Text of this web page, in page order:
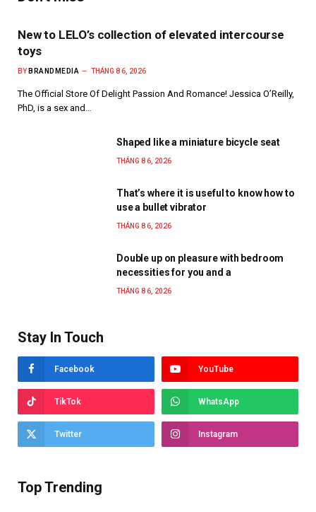
New to LELO’s collection of elevated intercourse
toys
BY BRANDMEDIA THÁNG 8 6, 2026
The Official Store Of Delight Passion And Romance! Jessica O’Reilly,
PhD, is a sex and…
Shaped like a miniature bicycle seat
THÁNG 8 6, 2026
That’s where it is useful to know how to
use a bullet vibrator
THÁNG 8 6, 2026
Double up on pleasure with bedroom
necessities for you and a
THÁNG 8 6, 2026
Stay In Touch
Facebook YouTube
TikTok WhatsApp
Twitter Instagram
Top Trending